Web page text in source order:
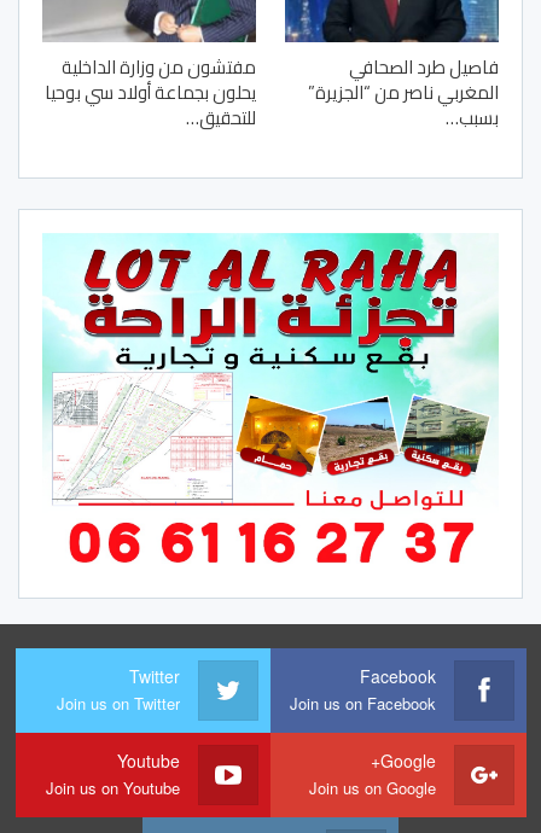
فاصيل طرد الصحافي
المغربي ناصر من “الجزيرة”
بسبب…
مفتشون من وزارة الداخلية
يحلون بجماعة أولاد سي بوحيا
للتحقيق…
Facebook
Join us on Facebook
Twitter
Join us on Twitter
Google+
Join us on Google
Youtube
Join us on Youtube